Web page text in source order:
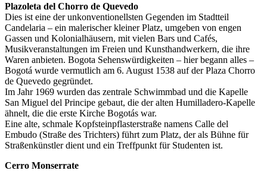
Plazoleta del Chorro de Quevedo
Dies ist eine der unkonventionellsten Gegenden im Stadtteil
Candelaria – ein malerischer kleiner Platz, umgeben von engen
Gassen und Kolonialhäusern, mit vielen Bars und Cafés,
Musikveranstaltungen im Freien und Kunsthandwerkern, die ihre
Waren anbieten. Bogota Sehenswürdigkeiten – hier begann alles –
Bogotá wurde vermutlich am 6. August 1538 auf der Plaza Chorro
de Quevedo gegründet.
Im Jahr 1969 wurden das zentrale Schwimmbad und die Kapelle
San Miguel del Principe gebaut, die der alten Humilladero-Kapelle
ähnelt, die die erste Kirche Bogotás war.
Eine alte, schmale Kopfsteinpflasterstraße namens Calle del
Embudo (Straße des Trichters) führt zum Platz, der als Bühne für
Straßenkünstler dient und ein Treffpunkt für Studenten ist.
Cerro Monserrate